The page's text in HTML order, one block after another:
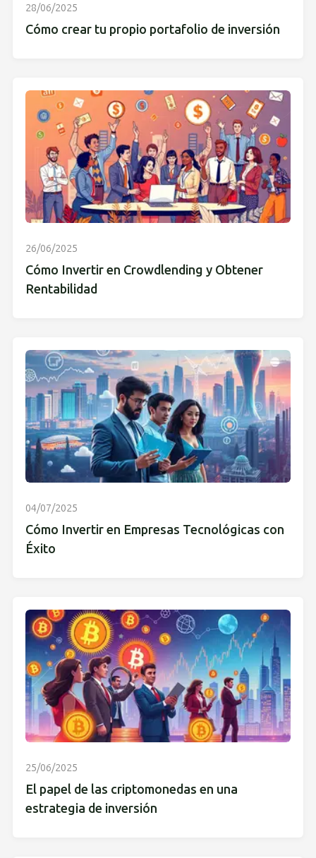
28/06/2025
Cómo crear tu propio portafolio de inversión
26/06/2025
Cómo Invertir en Crowdlending y Obtener
Rentabilidad
04/07/2025
Cómo Invertir en Empresas Tecnológicas con
Éxito
25/06/2025
El papel de las criptomonedas en una
estrategia de inversión